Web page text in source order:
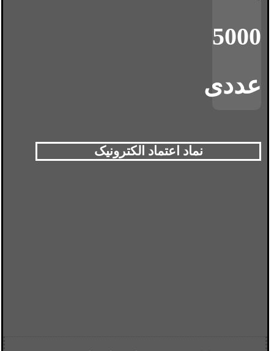
نماد اعتماد الکترونیک